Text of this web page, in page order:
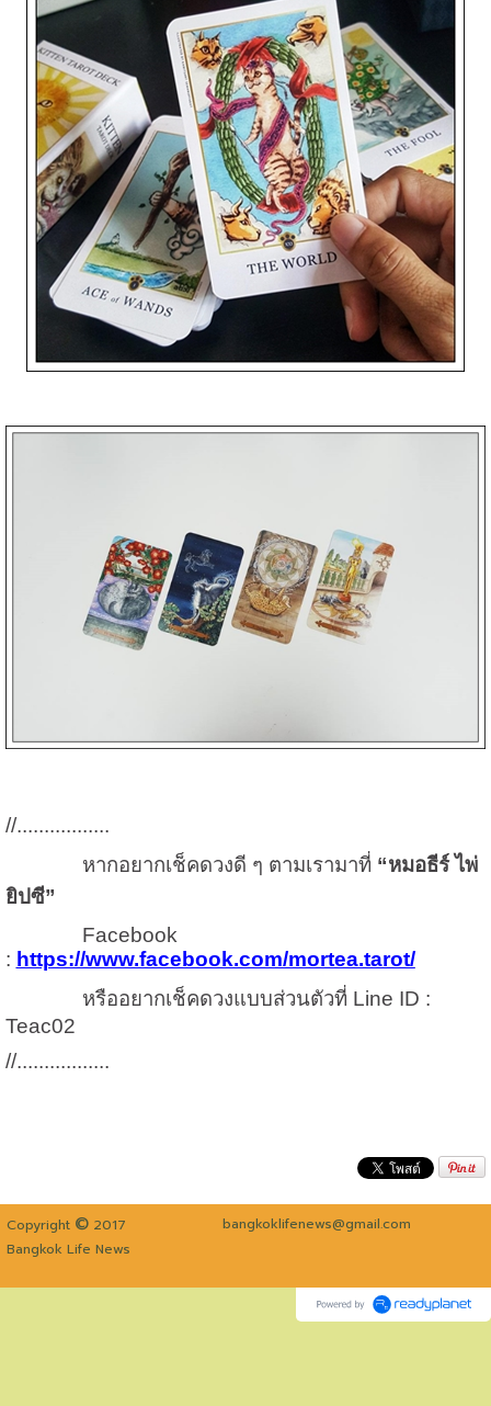
//.................
หากอยากเช็คดวงดี ๆ ตามเรามาที่ “หมอธีร์ ไพ่
ยิปซี”
Facebook
: https://www.facebook.com/mortea.tarot/
หรืออยากเช็คดวงแบบส่วนตัวที่ Line ID :
Teac02
//.................
Copyright © 2017
bangkoklifenews@gmail.com
Bangkok Life News